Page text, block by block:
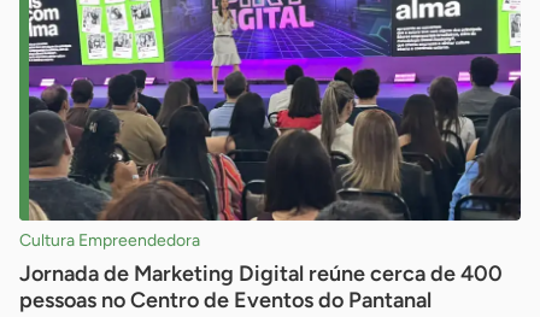
Cultura Empreendedora
Jornada de Marketing Digital reúne cerca de 400
pessoas no Centro de Eventos do Pantanal